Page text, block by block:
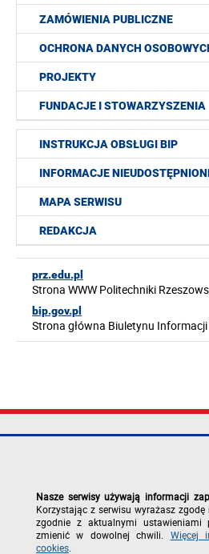
ZAMÓWIENIA PUBLICZNE
OCHRONA DANYCH
PROJEKTY
FUNDACJE I STOWARZYSZENIA
INSTRUKCJA OBSŁUGI BIP
INFORMACJE
MAPA SERWISU
REDAKCJA
prz.edu.pl
Strona WWW Politechniki
bip.gov.pl
Strona główna Biuletynu
Politechnika
al. Powstańców
Warszawy 12
35-029 Rzeszów
tel.: +48 17
e-mail:
Nasze serwisy używają informacji
Korzystając z serwisu wyrażasz
zgodnie z aktualnymi ustawieniami
zmienić w dowolnej chwili. Więcej
cookies